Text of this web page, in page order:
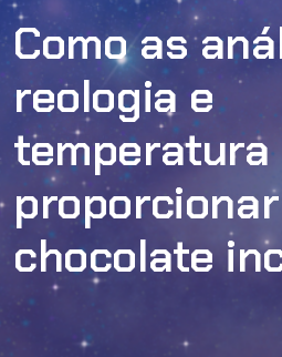
Como as
reologia e
temperatura
chocolate